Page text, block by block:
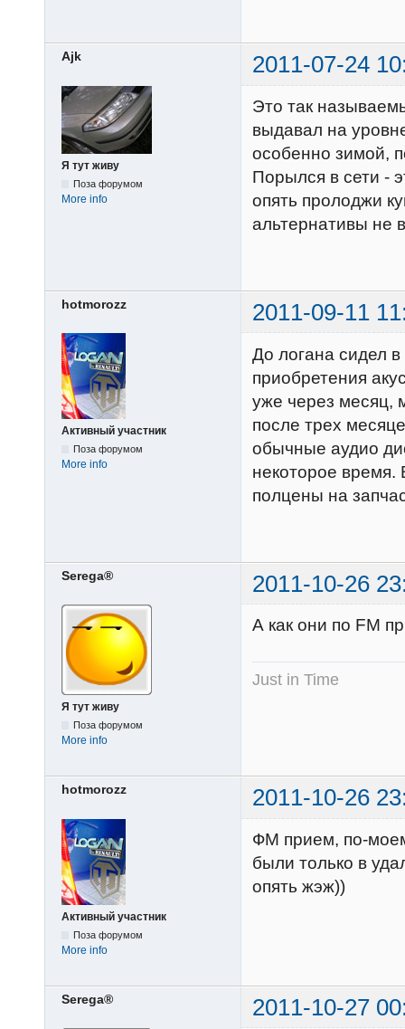
Ajk 2011-07-24
Я тут живу
Поза форумом
More info
Это так
выдавал на
особенно зимой,
Порылся в сети -
опять пролоджи
альтернативы не
hotmorozz 2011-09-11
Активный участник
Поза форумом
More info
До логана сидел
приобретения
уже через месяц,
после трех
обычные аудио
некоторое
полцены на
Serega® 2011-10-26
Я тут живу
Поза форумом
More info
А как они по FM
Just in Time
hotmorozz 2011-10-26
Активный участник
Поза форумом
More info
ФМ прием, по-
были только в
опять жэж))
Serega® 2011-10-27